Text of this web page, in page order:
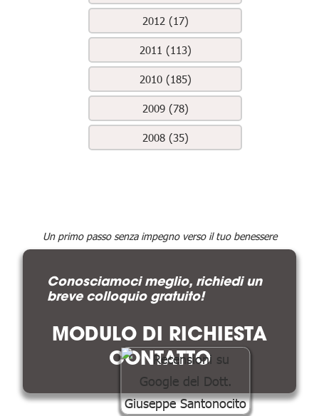
2012 (17)
2011 (113)
2010 (185)
2009 (78)
2008 (35)
Un primo passo senza impegno verso il tuo benessere
Conosciamoci meglio, richiedi un
breve colloquio gratuito!
MODULO DI RICHIESTA
CONTATTO